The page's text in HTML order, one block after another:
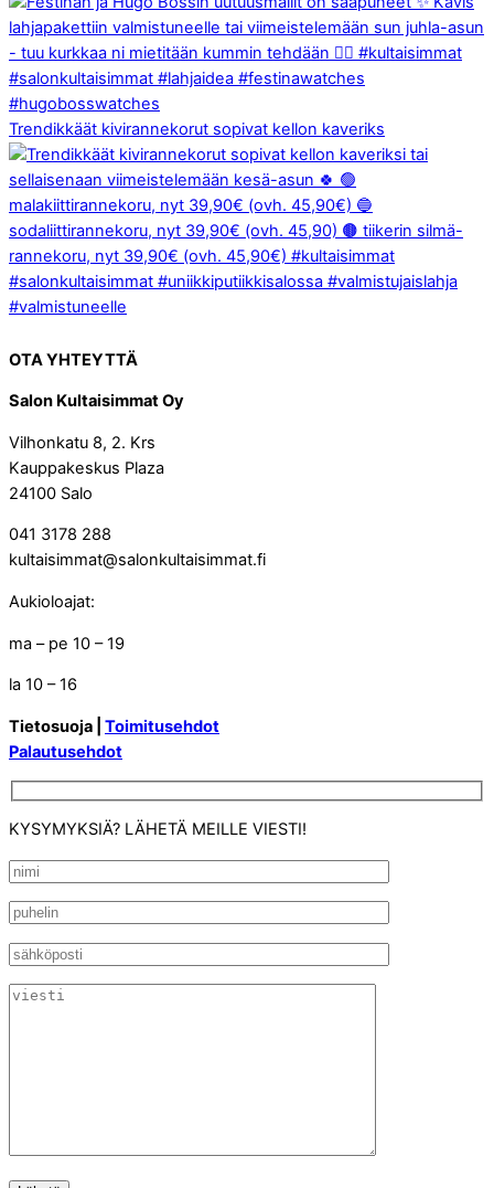
Trendikkäät kivirannekorut sopivat kellon kaveriks
OTA YHTEYTTÄ
Salon Kultaisimmat Oy
Vilhonkatu 8, 2. Krs
Kauppakeskus Plaza
24100 Salo
041 3178 288
kultaisimmat@salonkultaisimmat.fi
Aukioloajat:
ma – pe 10 – 19
la 10 – 16
Tietosuoja | Toimitusehdot
Palautusehdot
KYSYMYKSIÄ? LÄHETÄ MEILLE VIESTI!